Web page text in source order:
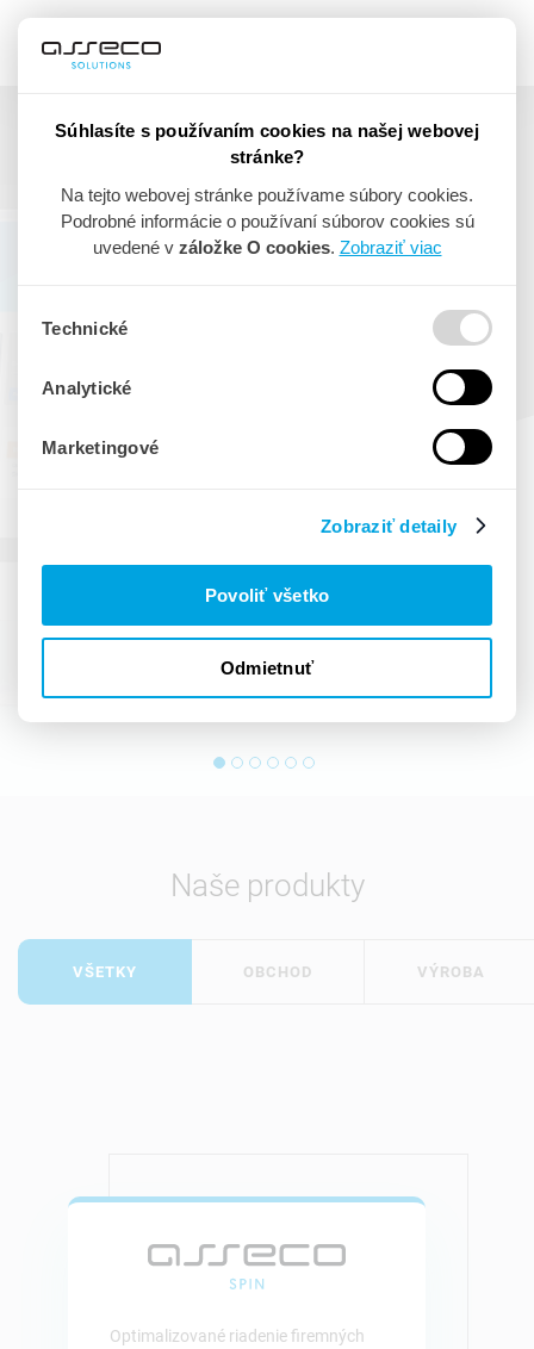
asseco-store.com
170+ aplikácií pre váš
Naše produkty
VŠETKY OBCHOD VÝROBA
Optimalizované riadenie firemných
Súhlasíte s používaním cookies na našej webovej
stránke?
Na tejto webovej stránke používame súbory cookies.
Podrobné informácie o používaní súborov cookies sú
uvedené v záložke O cookies. Zobraziť viac
Technické
Analytické
Marketingové
Zobraziť detaily
Povoliť všetko
Odmietnuť